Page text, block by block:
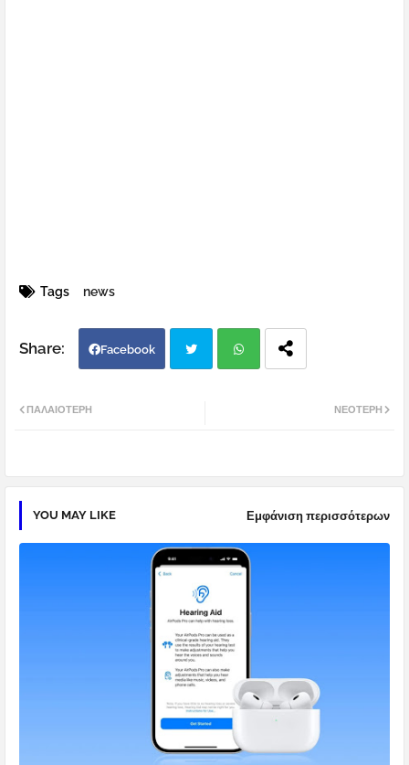
Tags news
Facebook
pp
ΝΕΌΤΕΡΗ
ΠΑΛΑΙΌΤΕΡΗ
YOU MAY LIKE Εμφάνιση περισσότερων